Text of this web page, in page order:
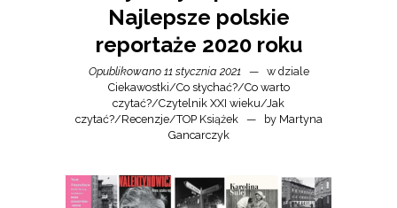
Najlepsze polskie
reportaże 2020 roku
Opublikowano 11 stycznia 2021
w dziale
Ciekawostki/Co słychać?/Co warto
czytać?/Czytelnik XXI wieku/Jak
czytać?/Recenzje/TOP Książek by Martyna
Gancarczyk